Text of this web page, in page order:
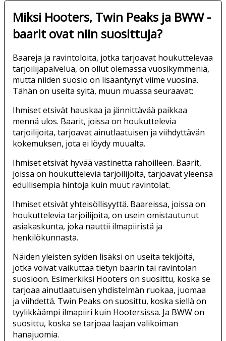
Miksi Hooters, Twin Peaks ja BWW -
baarit ovat niin suosittuja?
Baareja ja ravintoloita, jotka tarjoavat houkuttelevaa
tarjoilijapalvelua, on ollut olemassa vuosikymmeniä,
mutta niiden suosio on lisääntynyt viime vuosina.
Tähän on useita syitä, muun muassa seuraavat:
Ihmiset etsivät hauskaa ja jännittävää paikkaa
mennä ulos. Baarit, joissa on houkuttelevia
tarjoilijoita, tarjoavat ainutlaatuisen ja viihdyttävän
kokemuksen, jota ei löydy muualta.
Ihmiset etsivät hyvää vastinetta rahoilleen. Baarit,
joissa on houkuttelevia tarjoilijoita, tarjoavat yleensä
edullisempia hintoja kuin muut ravintolat.
Ihmiset etsivät yhteisöllisyyttä. Baareissa, joissa on
houkuttelevia tarjoilijoita, on usein omistautunut
asiakaskunta, joka nauttii ilmapiiristä ja
henkilökunnasta.
Näiden yleisten syiden lisäksi on useita tekijöitä,
jotka voivat vaikuttaa tietyn baarin tai ravintolan
suosioon. Esimerkiksi Hooters on suosittu, koska se
tarjoaa ainutlaatuisen yhdistelmän ruokaa, juomaa
ja viihdettä. Twin Peaks on suosittu, koska siellä on
tyylikkäämpi ilmapiiri kuin Hootersissa. Ja BWW on
suosittu, koska se tarjoaa laajan valikoiman
hanajuomia.